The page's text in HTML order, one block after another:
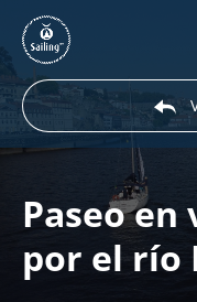
Saltar a la navegación
Saltar al contenido
Saltar al pie de página
Paseo
por el río